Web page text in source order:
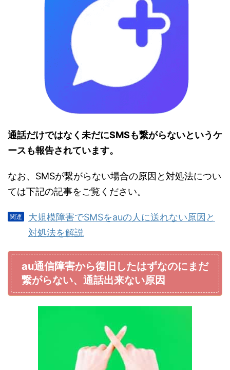
通話だけではなく未だにSMSも繋がらないというケ
ースも報告されています。
なお、SMSが繋がらない場合の原因と対処法につい
ては下記の記事をご覧ください。
大規模障害でSMSをauの人に送れない原因と
対処法を解説
au通信障害から復旧したはずなのにまだ
繋がらない、通話出来ない原因